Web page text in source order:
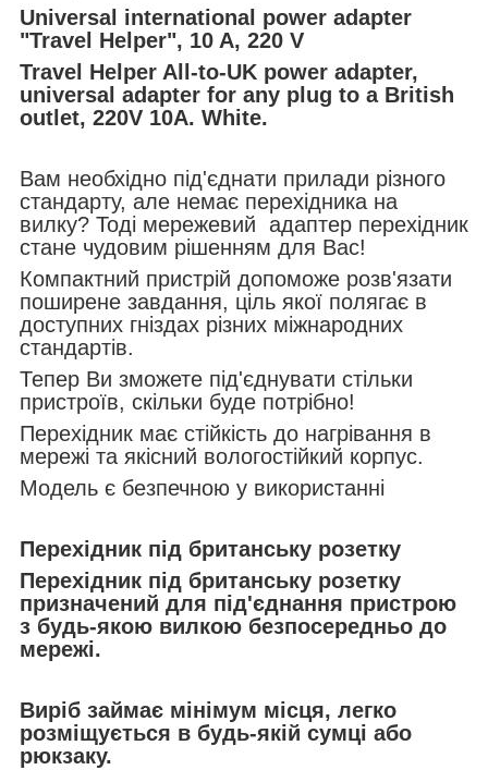
Universal international power adapter
"Travel Helper", 10 A, 220 V
Travel Helper All-to-UK power adapter,
universal adapter for any plug to a British
outlet, 220V 10A. White.
Вам необхідно під'єднати прилади різного
стандарту, але немає перехідника на
вилку? Тоді мережевий адаптер перехідник
стане чудовим рішенням для Вас!
Компактний пристрій допоможе розв'язати
поширене завдання, ціль якої полягає в
доступних гніздах різних міжнародних
стандартів.
Тепер Ви зможете під'єднувати стільки
пристроїв, скільки буде потрібно!
Перехідник має стійкість до нагрівання в
мережі та якісний вологостійкий корпус.
Модель є безпечною у використанні
Перехідник під британську розетку
Перехідник під британську розетку
призначений для під'єднання пристрою
з будь-якою вилкою безпосередньо до
мережі.
Виріб займає мінімум місця, легко
розміщується в будь-якій сумці або
рюкзаку.